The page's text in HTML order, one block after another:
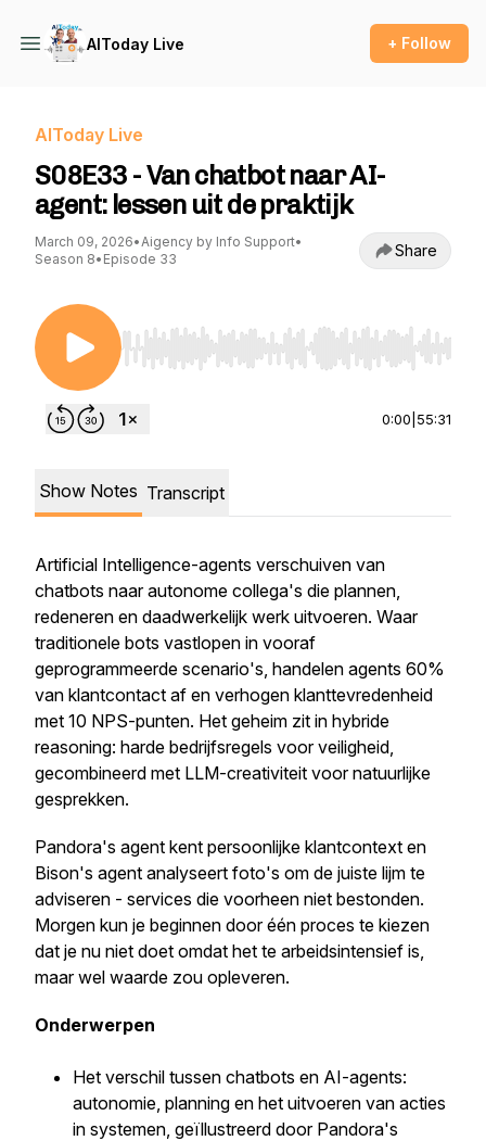
AIToday Live + Follow
AIToday Live
S08E33 - Van chatbot naar AI-
agent: lessen uit de praktijk
March 09, 2026•Aigency by Info Support•
Season 8• Episode 33 Share
Use Left/Right to seek, Home/End to jump to
0:00 55:31
Show Notes Transcript
Artificial Intelligence-agents verschuiven van
chatbots naar autonome collega's die plannen,
redeneren en daadwerkelijk werk uitvoeren. Waar
traditionele bots vastlopen in vooraf
geprogrammeerde scenario's, handelen agents 60%
van klantcontact af en verhogen klanttevredenheid
met 10 NPS-punten. Het geheim zit in hybride
reasoning: harde bedrijfsregels voor veiligheid,
gecombineerd met LLM-creativiteit voor natuurlijke
gesprekken.
Pandora's agent kent persoonlijke klantcontext en
Bison's agent analyseert foto's om de juiste lijm te
adviseren - services die voorheen niet bestonden.
Morgen kun je beginnen door één proces te kiezen
dat je nu niet doet omdat het te arbeidsintensief is,
maar wel waarde zou opleveren.
Onderwerpen
Het verschil tussen chatbots en AI-agents:
autonomie, planning en het uitvoeren van acties
in systemen, geïllustreerd door Pandora's